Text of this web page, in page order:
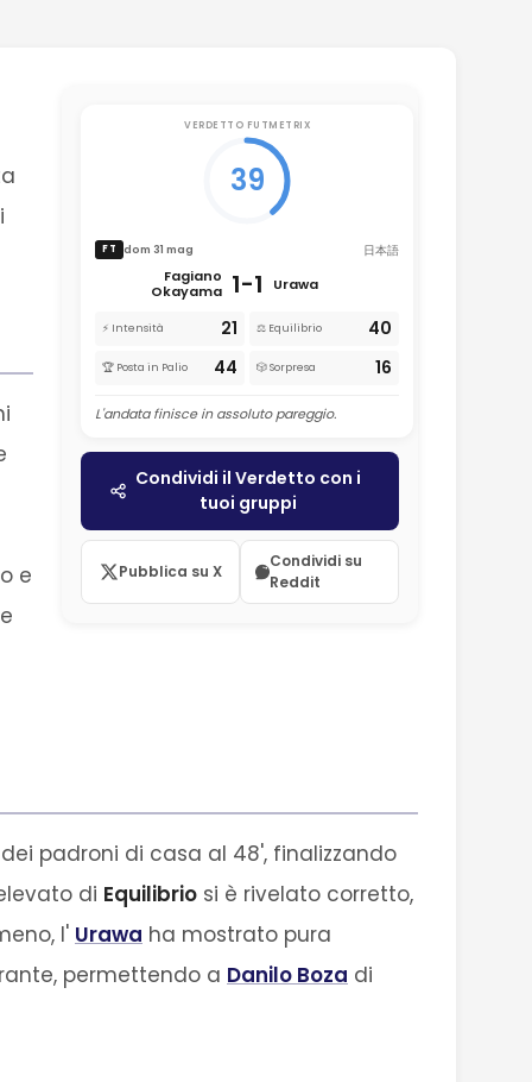
VERDETTO FUTMETRIX
39
FT dom 31 mag 日本語
Fagiano
Okayama 1-1 Urawa
⚡ Intensità 21 ⚖️ Equilibrio 40
🏆 Posta in Palio 44 🎲 Sorpresa 16
L'andata finisce in assoluto pareggio.
Condividi il Verdetto con i
tuoi gruppi
Pubblica su X
Condividi su
Reddit
e
padroni di casa al 48', finalizzando
di Equilibrio si è rivelato corretto,
l' Urawa ha mostrato pura
permettendo a Danilo Boza di